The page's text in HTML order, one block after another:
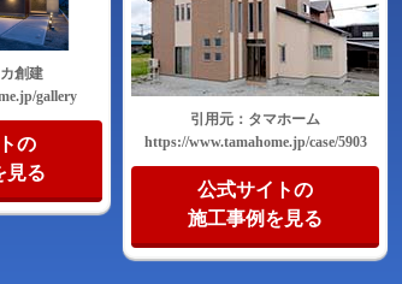
創建
gallery
の
見る
引用元：タマホーム
https://www.tamahome.jp/case/5903
公式サイトの
施工事例を見る